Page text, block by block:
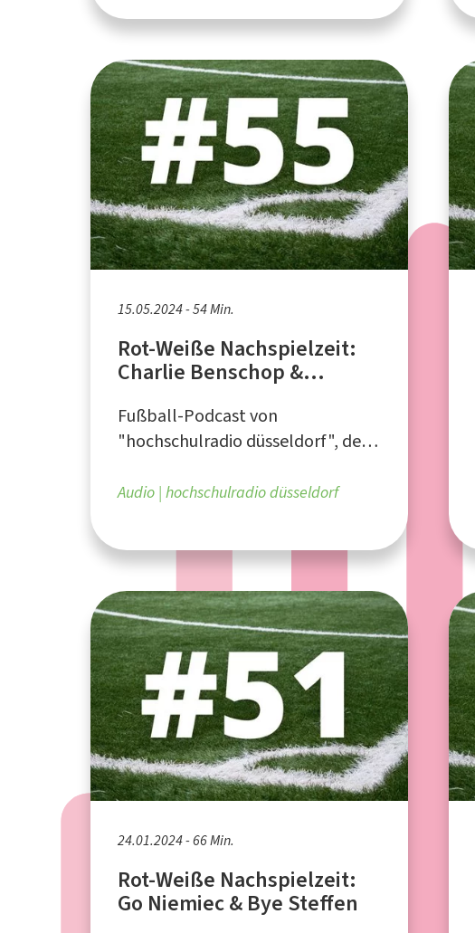
15.05.2024 - 54 Min.
Rot-Weiße Nachspielzeit:
Charlie Benschop &
Fußball-Podcast von
"hochschulradio düsseldorf", dem
Hochschulen
Audio hochschulradio düsseldorf
24.01.2024 - 66 Min.
Rot-Weiße Nachspielzeit:
Go Niemiec & Bye Steffen